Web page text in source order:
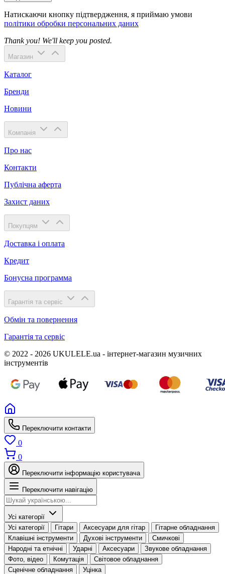
Натискаючи кнопку підтвердження, я приймаю умови
політики обробки персональних даних
Thank you! We'll keep you posted.
Магазин
Каталог
Бренди
Новини
Компанія
Про нас
Контакти
Публічна аферта
Захист даних
Покупцям
Доставка і оплата
Кредит
Бонусна программа
Гарантія та сервіс
Обмін та повернення
Гарантія та сервіс
© 2022 - 2026 UKULELE.ua - інтернет-магазин музичних
інструментів
Переключити контакти
0
0
Переключити інформацію користувача
Переключити навігацію
Усі категорії
Усі категорії
Гітари Аксесуари для гітар
Гітарне обладнання
Клавішні інструменти
Духові інструменти
Смичкові
Народні та етнічні
Ударні Аксесуари
Звукове обладнання
Фото, відео
Комутація
Світовое обладнання
Сценічне обладнання
Уцінка